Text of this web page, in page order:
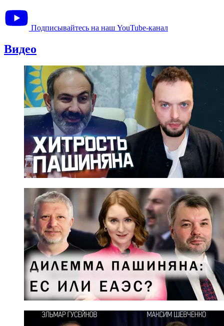
Подписывайтесь на наш YouTube-канал
Видео